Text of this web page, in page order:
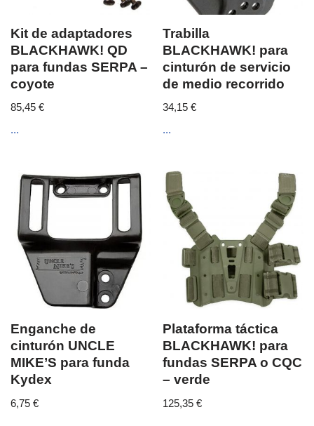
Kit de adaptadores
BLACKHAWK! QD
para fundas SERPA –
coyote
85,45 €
...
Trabilla
BLACKHAWK! para
cinturón de servicio
de medio recorrido
34,15€
...
Enganche de
cinturón UNCLE
MIKE’S para funda
Kydex
6,75 €
Plataforma táctica
BLACKHAWK! para
fundas SERPA o CQC
– verde
125,35€